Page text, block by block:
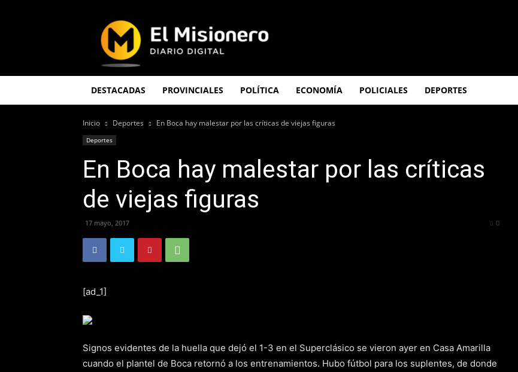
Misionero
DESTACADAS PROVINCIALES POLÍTICA ECONOMÍA POLICIALES DEPORTES
Inicio Deportes En Boca hay malestar por las críticas de viejas figuras
Deportes
En Boca hay malestar por las críticas
de viejas figuras
17 mayo, 2017 0
[ad_1]
Signos evidentes de la huella que dejó el 1-3 en el Superclásico se vieron ayer en Casa Amarilla
cuando el plantel de Boca retornó a los entrenamientos. Hubo fútbol para los suplentes, de donde